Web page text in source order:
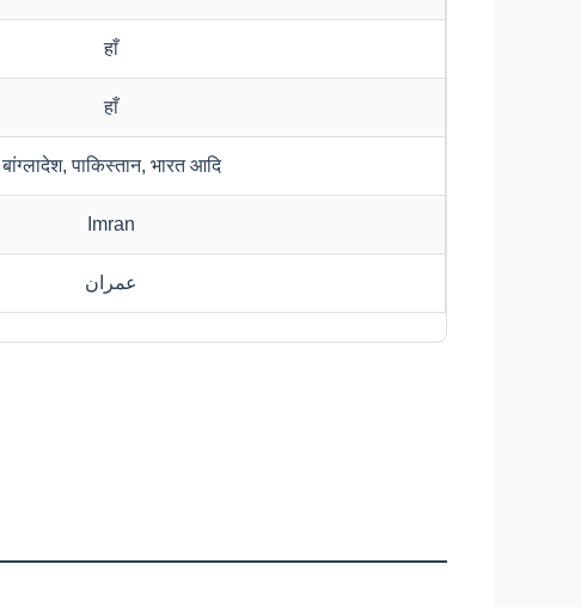
हाँ
हाँ
बांग्लादेश, पाकिस्तान, भारत आदि
Imran
عمران